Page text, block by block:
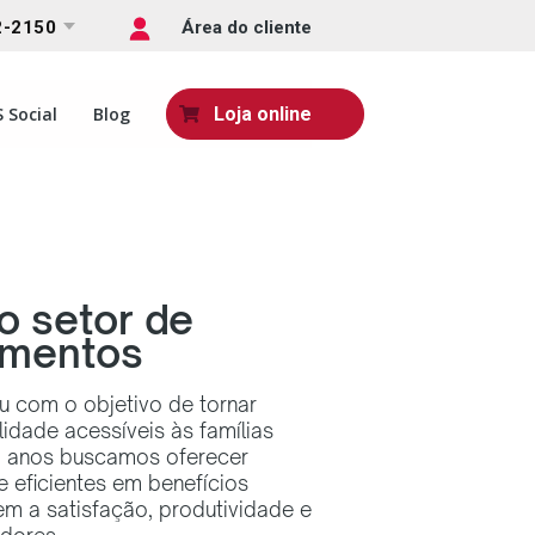
2150 Área do cliente
Social Blog Loja online
setor de
com o objetivo de tornar
acessíveis às famílias
buscamos oferecer
eficientes em benefícios
a satisfação, produtividade e